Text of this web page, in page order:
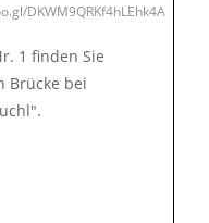
DKWM9QRKf4hLEhk4A
1 finden Sie
Brücke bei